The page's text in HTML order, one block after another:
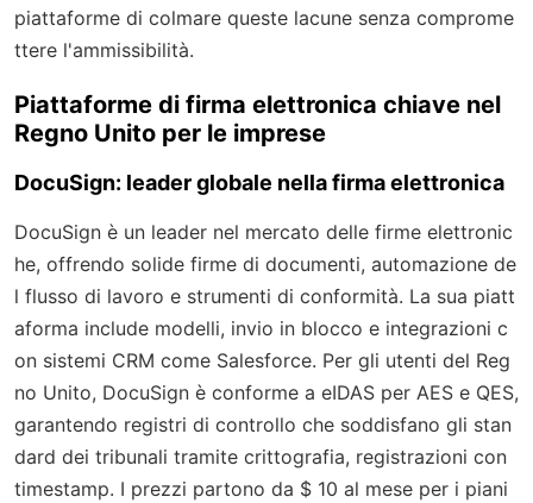
piattaforme di colmare queste lacune senza comprome
ttere l'ammissibilità.
Piattaforme di firma elettronica chiave nel
Regno Unito per le imprese
DocuSign: leader globale nella firma elettronica
DocuSign è un leader nel mercato delle firme elettronic
he, offrendo solide firme di documenti, automazione de
l flusso di lavoro e strumenti di conformità. La sua piatt
aforma include modelli, invio in blocco e integrazioni c
on sistemi CRM come Salesforce. Per gli utenti del Reg
no Unito, DocuSign è conforme a eIDAS per AES e QES,
garantendo registri di controllo che soddisfano gli stan
dard dei tribunali tramite crittografia, registrazioni con
timestamp. I prezzi partono da $ 10 al mese per i piani